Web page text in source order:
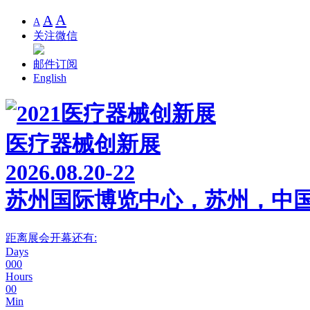
A A A
关注微信
邮件订阅
English
医疗器械创新展
2026.08.20-22
苏州国际博览中心，苏州，中
距离展会开幕还有:
Days
000
Hours
00
Min